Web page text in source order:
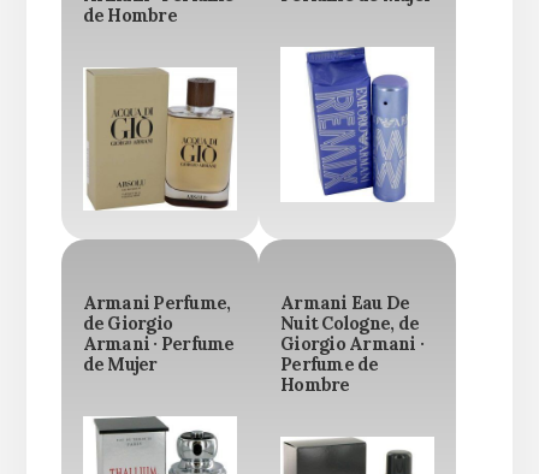
de Hombre
Armani Perfume,
de Giorgio
Armani · Perfume
de Mujer
Armani Eau De
Nuit Cologne, de
Giorgio Armani ·
Perfume de
Hombre